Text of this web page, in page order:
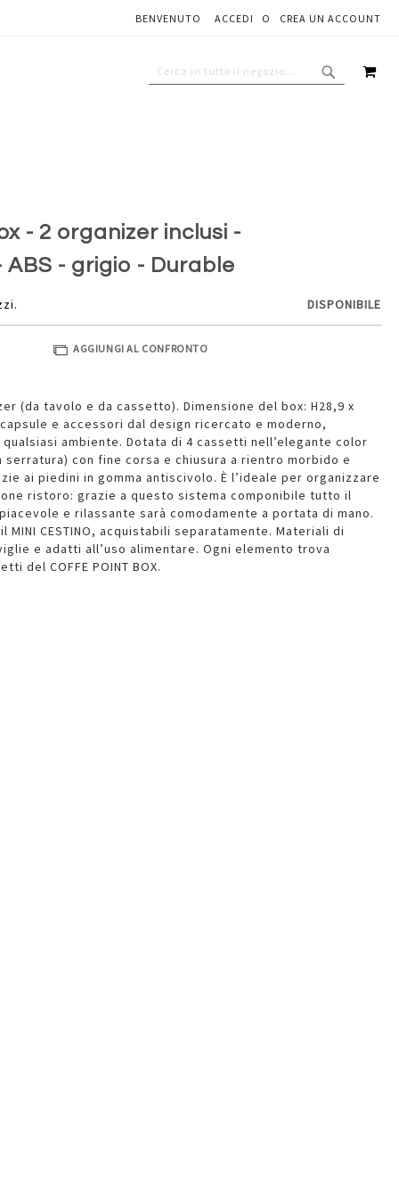
BENVENUTO ACCEDI CREA UN ACCOUNT
- 2 organizer inclusi -
ABS - grigio - Durable
DISPONIBILE
AGGIUNGI AL CONFRONTO
(da tavolo e da cassetto). Dimensione del box: H28,9 x
e accessori dal design ricercato e moderno,
ambiente. Dotata di 4 cassetti nell’elegante color
con fine corsa e chiusura a rientro morbido e
ai piedini in gomma antiscivolo. È l’ideale per organizzare
ristoro: grazie a questo sistema componibile tutto il
e rilassante sarà comodamente a portata di mano.
MINI CESTINO, acquistabili separatamente. Materiali di
e adatti all’uso alimentare. Ogni elemento trova
del COFFE POINT BOX.